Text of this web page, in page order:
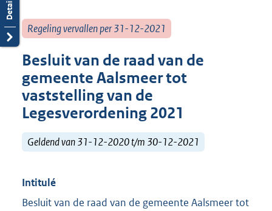
Regeling vervallen per 31-12-2021
Besluit van de raad van de
gemeente Aalsmeer tot
vaststelling van de
Legesverordening 2021
Geldend van 31-12-2020 t/m 30-12-2021
Intitulé
Besluit van de raad van de gemeente Aalsmeer tot